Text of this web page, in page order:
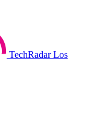
TechRadar Los